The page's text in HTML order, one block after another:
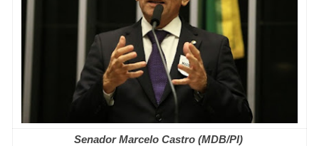
Senador Marcelo Castro (MDB/PI)